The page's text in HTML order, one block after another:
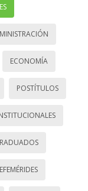
ECONOMÍA
POSTÍTULOS
EFEMÉRIDES